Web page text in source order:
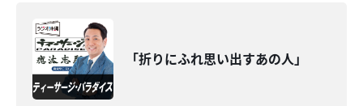
「折りにふれ思い出すあの人」